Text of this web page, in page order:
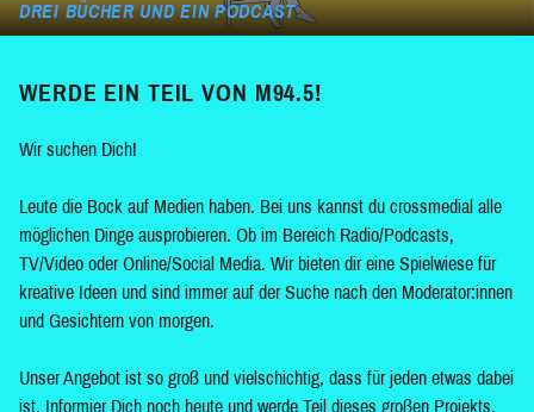
DREI BÜCHER UND EIN PODCAST
WERDE EIN TEIL VON M94.5!
Wir suchen Dich!
Leute die Bock auf Medien haben. Bei uns kannst du crossmedial alle
möglichen Dinge ausprobieren. Ob im Bereich Radio/Podcasts,
TV/Video oder Online/Social Media. Wir bieten dir eine Spielwiese für
kreative Ideen und sind immer auf der Suche nach den Moderator:innen
und Gesichtern von morgen.
Unser Angebot ist so groß und vielschichtig, dass für jeden etwas dabei
ist. Informier Dich noch heute und werde Teil dieses großen Projekts.